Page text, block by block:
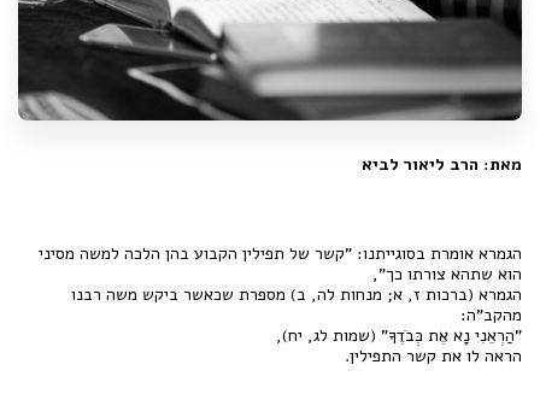
מאת: הרב ליאור לביא
הגמרא אומרת בסוגייתנו: "קשר של תפילין הקבוע בהן הלכה למשה מסיני
הוא שתהא צורתו כך",
הגמרא (ברכות ז, א; מנחות לה, ב) מספרת שכאשר ביקש משה רבנו
מהקב"ה:
"הַרְאֵנִי נָא אֶת כְּבֹדֶךָ" (שמות לג, יח),
הראה לו את קשר התפילין.